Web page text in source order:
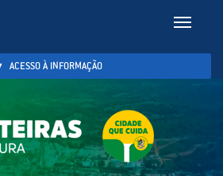
Toggle
ACESSO À INFORMAÇÃO